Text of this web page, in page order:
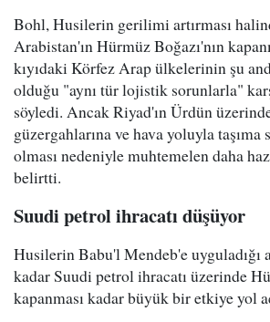
Bohl, Husilerin gerilimi artırması
Arabistan'ın Hürmüz Boğazı'nın
kıyıdaki Körfez Arap ülkelerinin şu
olduğu "aynı tür lojistik sorunlarla"
söyledi. Ancak Riyad'ın Ürdün
güzergahlarına ve hava yoluyla
olması nedeniyle muhtemelen daha
belirtti.
Suudi petrol ihracatı düşüyor
Husilerin Babu'l Mendeb'e uyguladığı
kadar Suudi petrol ihracatı üzerinde
kapanması kadar büyük bir etkiye yol